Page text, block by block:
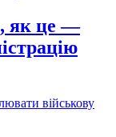
як це —